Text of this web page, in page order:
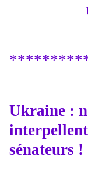
Ukraine :
sénateurs !